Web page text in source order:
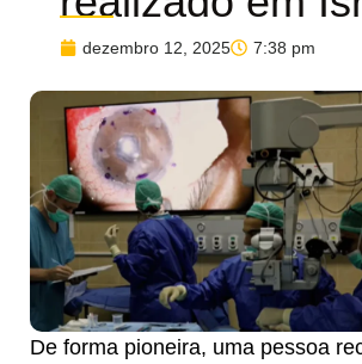
dezembro 12, 2025 7:38 pm
De forma pioneira, uma pessoa